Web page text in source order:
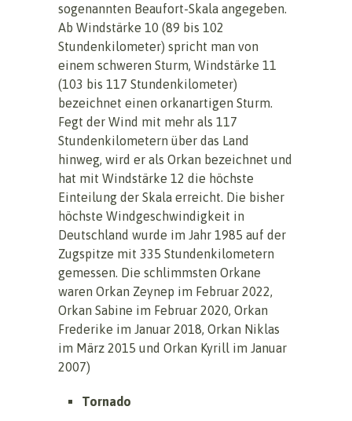
sogenannten Beaufort-Skala angegeben.
Ab Windstärke 10 (89 bis 102
Stundenkilometer) spricht man von
einem schweren Sturm, Windstärke 11
(103 bis 117 Stundenkilometer)
bezeichnet einen orkanartigen Sturm.
Fegt der Wind mit mehr als 117
Stundenkilometern über das Land
hinweg, wird er als Orkan bezeichnet und
hat mit Windstärke 12 die höchste
Einteilung der Skala erreicht. Die bisher
höchste Windgeschwindigkeit in
Deutschland wurde im Jahr 1985 auf der
Zugspitze mit 335 Stundenkilometern
gemessen. Die schlimmsten Orkane
waren Orkan Zeynep im Februar 2022,
Orkan Sabine im Februar 2020, Orkan
Frederike im Januar 2018, Orkan Niklas
im März 2015 und Orkan Kyrill im Januar
2007)
Tornado